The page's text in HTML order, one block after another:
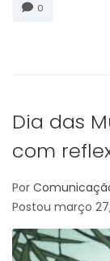
0
Dia das
com
Por
Postou março